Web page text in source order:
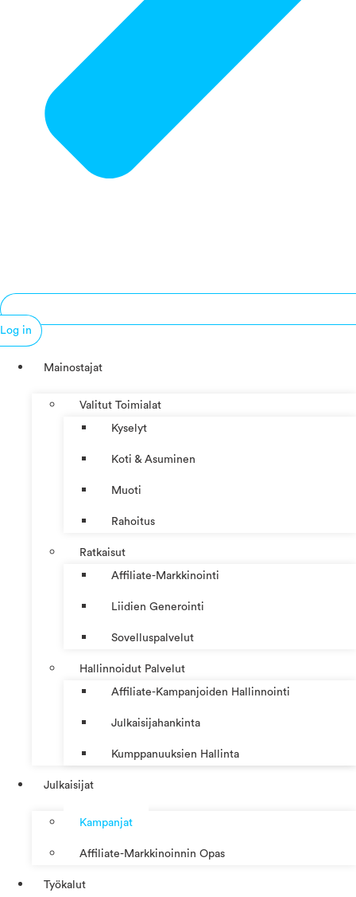
Log in
Mainostajat
Valitut Toimialat
Kyselyt
Koti & Asuminen
Muoti
Rahoitus
Ratkaisut
Affiliate-Markkinointi
Liidien Generointi
Sovelluspalvelut
Hallinnoidut Palvelut
Affiliate-Kampanjoiden Hallinnointi
Julkaisijahankinta
Kumppanuuksien Hallinta
Julkaisijat
Kampanjat
Affiliate-Markkinoinnin Opas
Työkalut